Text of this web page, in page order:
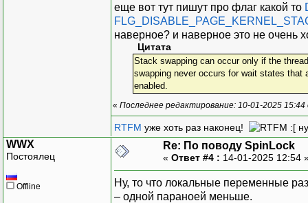
еще вот тут пишут про флаг какой то
наверное? и наверное это не очень
Цитата
Stack swapping can occur only if the
swapping never occurs for wait states that
enabled.
« Последнее редактирование: 10-01-2025
RTFM уже хоть раз наконец! :[
WWX
Постоялец
Offline
Re: По поводу SpinLock
« Ответ #4 : 14-01-2025 12:54
Ну, то что локальные переменные
– одной параноей меньше.